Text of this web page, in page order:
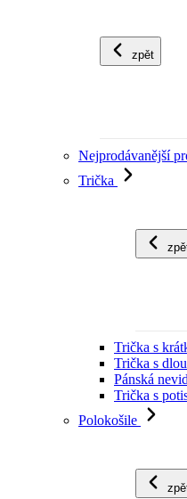
zpět
Nejprodávanější
Trička
Trička s
Trička s
Pánská
Trička s
Polokošile